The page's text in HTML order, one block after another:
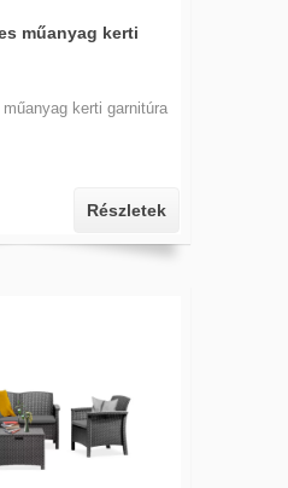
műanyag kerti
kerti garnitúra
Részletek